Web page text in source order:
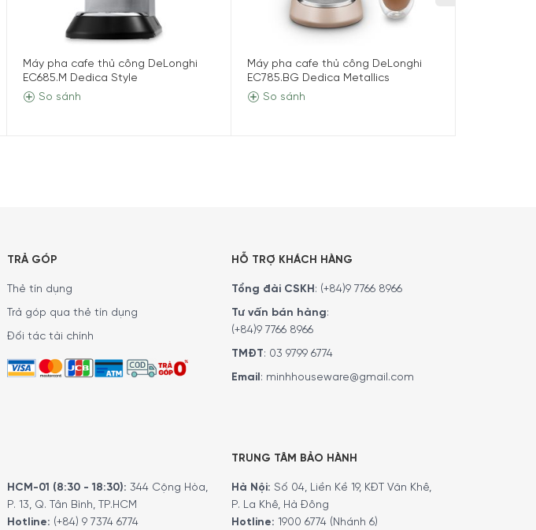
Máy pha cafe thủ công DeLonghi
EC685.M Dedica Style
So sánh
Máy pha cafe thủ công DeLonghi
EC785.BG Dedica Metallics
So sánh
TRẢ GÓP
Thẻ tín dụng
Trả góp qua thẻ tín dụng
Đối tác tài chính
HỖ TRỢ KHÁCH HÀNG
Tổng đài CSKH: (+84)9 7766 8966
Tư vấn bán hàng:
(+84)9 7766 8966
TMĐT: 03 9799 6774
Email: minhhouseware@gmail.com
HCM-01 (8:30 - 18:30): 344 Cộng Hòa,
P. 13, Q. Tân Bình, TP.HCM
Hotline: (+84) 9 7374 6774
TRUNG TÂM BẢO HÀNH
Hà Nội: Số 04, Liền Kề 19, KĐT Văn Khê,
P. La Khê, Hà Đông
Hotline: 1900 6774 (Nhánh 6)